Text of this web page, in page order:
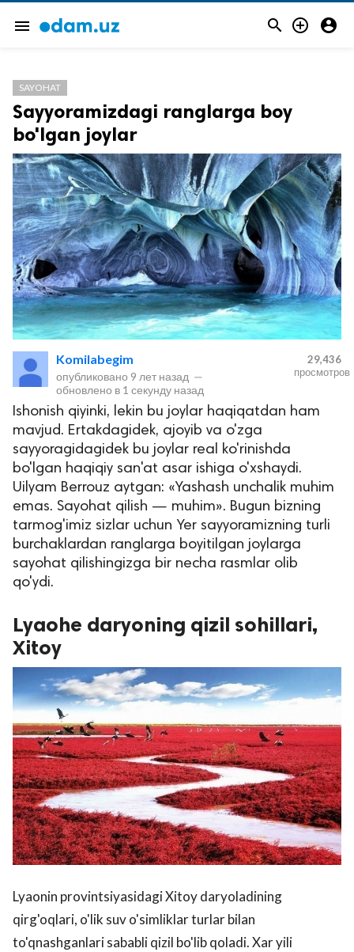
menu   
защищены.
SAYOHAT
Sayyoramizdagi ranglarga boy
bo'lgan joylar
Komilabegim
опубликовано 9 лет назад —
обновлено в 1 секунду назад
29,436
просмотров
Ishonish qiyinki, lekin bu joylar haqiqatdan ham
mavjud. Ertakdagidek, ajoyib va o'zga
sayyoragidagidek bu joylar real ko'rinishda
bo'lgan haqiqiy san'at asar ishiga o'xshaydi.
Uilyam Berrouz aytgan: «Yashash unchalik muhim
emas. Sayohat qilish — muhim». Bugun bizning
tarmog'imiz sizlar uchun Yer sayyoramizning turli
burchaklardan ranglarga boyitilgan joylarga
sayohat qilishingizga bir necha rasmlar olib
qo'ydi.
Lyaohe daryoning qizil sohillari,
Xitoy
Lyaonin provintsiyasidagi Xitoy daryoladining
qirg'oqlari, o'lik suv o'simliklar turlar bilan
to'qnashganlari sababli qizil bo'lib qoladi. Xar yili